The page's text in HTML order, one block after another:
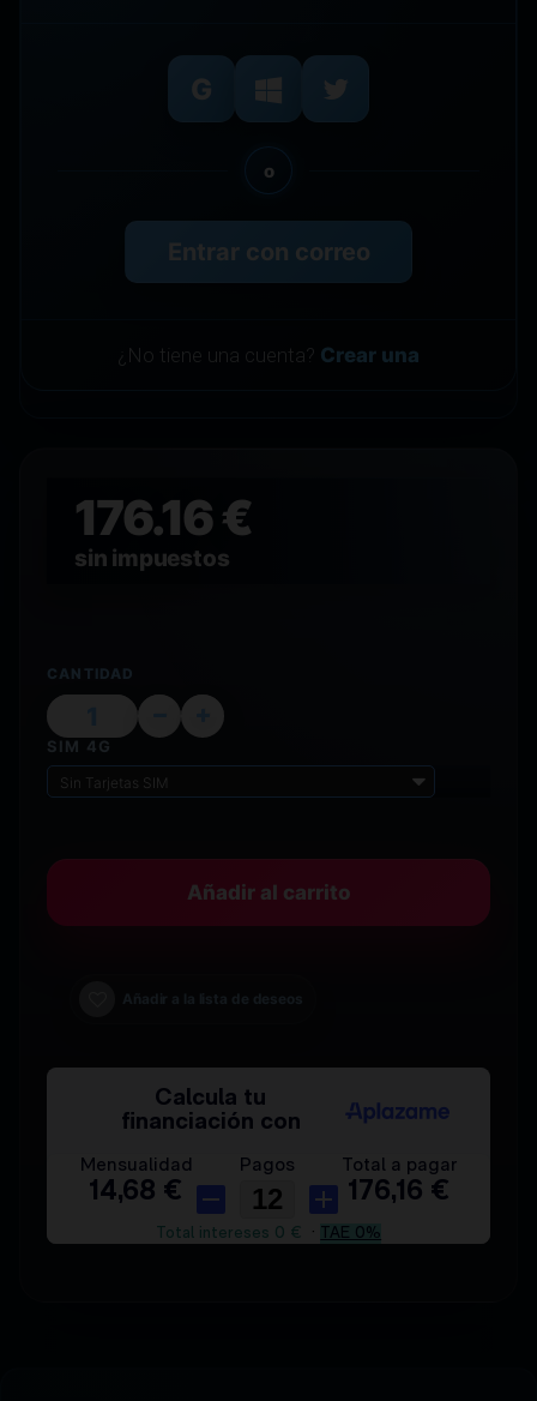
o
Entrar con correo
¿No tiene una cuenta? Crear una
176.16 €
sin impuestos
CANTIDAD
SIM 4G
Sin Tarjetas SIM
Añadir al carrito